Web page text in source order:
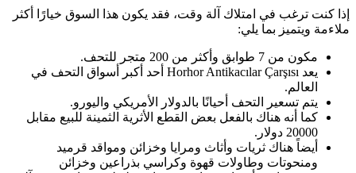
إذا كنت ترغب في امتلاك آلة وقت، فقد يكون هذا السوق خيارًا أكثر
ملاءمة ويتميز بما يلي:
مكون من 7 طوابق وأكثر من 200 متجر للتحف.
يعد Horhor Antikacılar Çarşısı أحد أكبر أسواق التحف في
العالم.
يتم تسعير التحف أحيانًا بالدولار الأمريكي واليورو.
كما أنه هناك بالفعل بعض القطع الأثرية الثمينة للبيع مقابل
20000 دولار.
أيضاً هناك ثريات وأثاث ومرايا وخزائن ومواقد قرميد
ومنحوتات وطاولات قهوة وكراسي بذراعين وخزائن